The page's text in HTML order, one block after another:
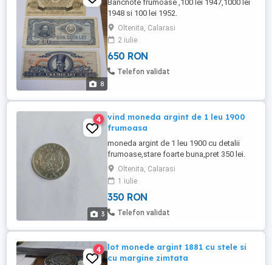
8
Bancnote frumoase ,100 lei 1947,1000 lei
1948 si 100 lei 1952.
Oltenita, Calarasi
2 iulie
650 RON
Telefon validat
3
4
vind moneda argint de 1 leu 1900
frumoasa
moneda argint de 1 leu 1900 cu detalii
frumoase,stare foarte buna,pret 350 lei.
Oltenita, Calarasi
1 iulie
350 RON
Telefon validat
4
lot monede argint 1881 cu stele si
cu margine zimtata